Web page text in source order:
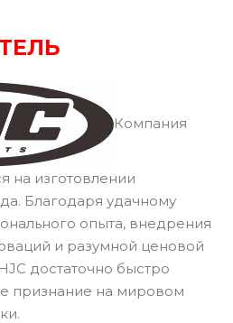
Компания
на изготовлении
Благодаря удачному
опыта, внедрения
и разумной ценовой
достаточно быстро
признание на мировом